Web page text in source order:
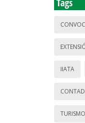
Tags
IIATA
TURISMO